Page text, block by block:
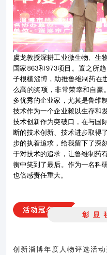
虞龙教授深耕工业微生物、生
国家863和973项目。置之所
子根植淄博，助推鲁维制药在
么高的奖项，非常荣幸和自豪
多优秀的企业家，尤其是鲁维
技术作为一个企业赖以生存和
技术创新作为突破口，在与国
断的技术创新、技术进步取得
步的执着追求，给我留下了深
于对技术的追求，让鲁维制药
衡中笑到了最后。作为一名科
也倍感责任重大。
活动冠名
彰 显
创新淄博年度人物评选活
关于鲁维 分公司
产品展示 企业文化
联系我们